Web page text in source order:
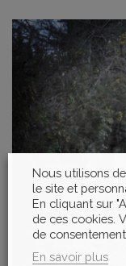
Nous utilisons
le site et
En cliquant sur
de ces cookies.
de
En savoir plus